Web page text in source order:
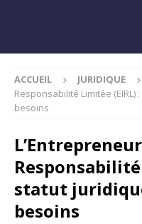
ACCUEIL JURIDIQUE
Responsabilité Limitée
besoins
statut
besoins